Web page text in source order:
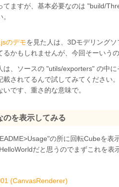
てますが、基本必要なのは "build/
のデモを見た人は、3Dモデリング
るかもしれませんが、今回そーいう
は、ソースの "utils/exporters" の中
載されてるんで試してみてください
です、重さ的な意味で。
を表示してみる
の所に回転Cubeを表
だと思うのでまずこれを表
(CanvasRenderer)